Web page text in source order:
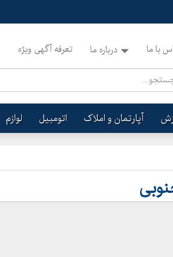
با ما درباره ما تعرفه آگهی ویژه
آپارتمان و املاک اتومبیل لوازم